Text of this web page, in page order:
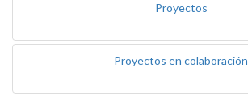
Proyectos
Proyectos en colaboración